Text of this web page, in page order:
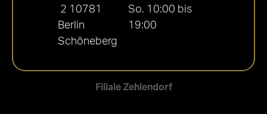
Filiale Zehlendorf
2 10781
Berlin
Schöneberg
So. 10:00 bis
19:00